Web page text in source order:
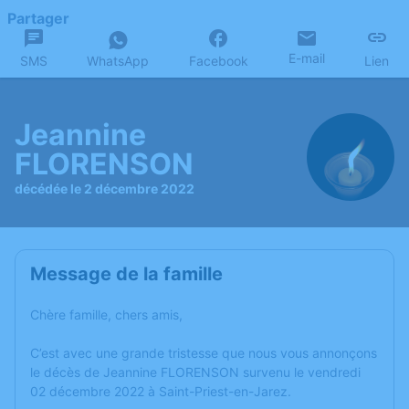
Partager
SMS WhatsApp Facebook E-mail Lien
Jeannine
FLORENSON
décédée le 2 décembre 2022
Message de la famille
Chère famille, chers amis,
C’est avec une grande tristesse que nous vous annonçons
le décès de Jeannine FLORENSON survenu le vendredi
02 décembre 2022 à Saint-Priest-en-Jarez.